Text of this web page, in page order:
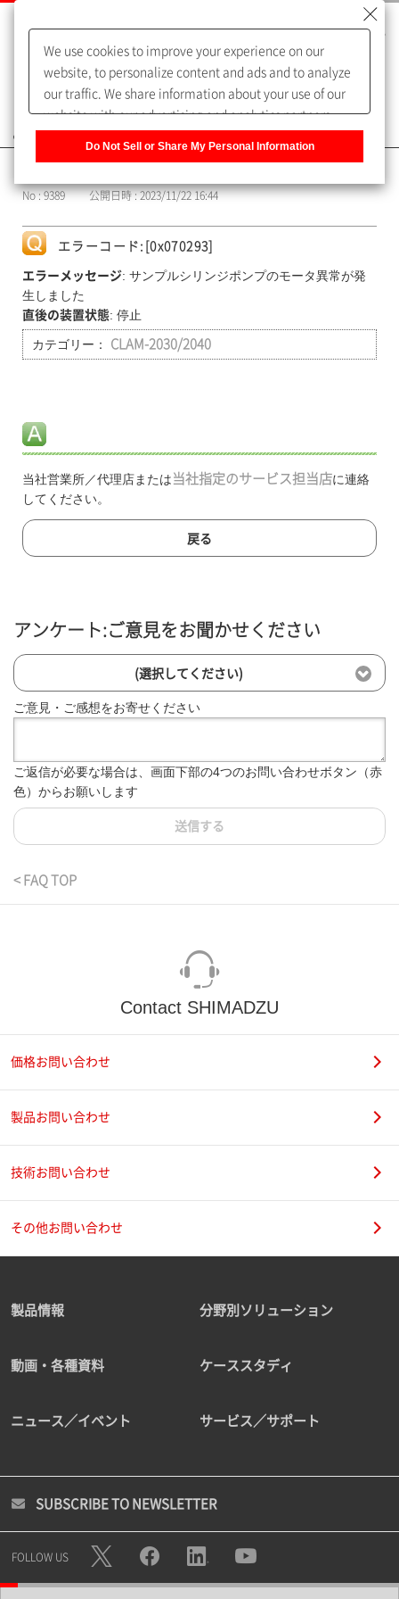
よくあるご質問（FAQ）
No : 9389 公開日時 : 2023/11/22 16:44
エラーコード:[0x070293]
エラーメッセージ: サンプルシリンジポンプのモータ異常が発
生しました
直後の装置状態: 停止
カテゴリー： CLAM-2030/2040
当社営業所／代理店または 当社指定のサービス担当店に連絡
してください。
戻る
アンケート:ご意見をお聞かせください
(選択してください)
ご意見・ご感想をお寄せください
ご返信が必要な場合は、画面下部の4つのお問い合わせボタン（赤
色）からお願いします
送信する
< FAQ TOP
Contact SHIMADZU
価格お問い合わせ
製品お問い合わせ
技術お問い合わせ
その他お問い合わせ
製品情報 分野別ソリューション
動画・各種資料 ケーススタディ
ニュース／イベント サービス／サポート
SUBSCRIBE TO NEWSLETTER
FOLLOW US
We use cookies to improve your experience on our
website, to personalize content and ads and to analyze
our traffic. We share information about your use of our
website with our advertising and analytics partners,
of our sharing information about you with our partners.
Information] to customize your cookie settings on our
Do Not Sell or Share My Personal Information